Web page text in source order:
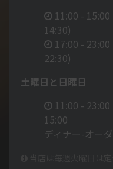
11:00 -
14:30)
17:00 -
22:30)
土曜日と日曜日
11:00 -
15:00
ディナー-オー